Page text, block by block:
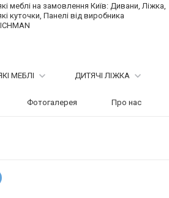
меблі на замовлення Київ: Дивани, Ліжка,
куточки, Панелі від виробника
МЕБЛІ ДИТЯЧІ ЛІЖКА
Фотогалерея Про нас